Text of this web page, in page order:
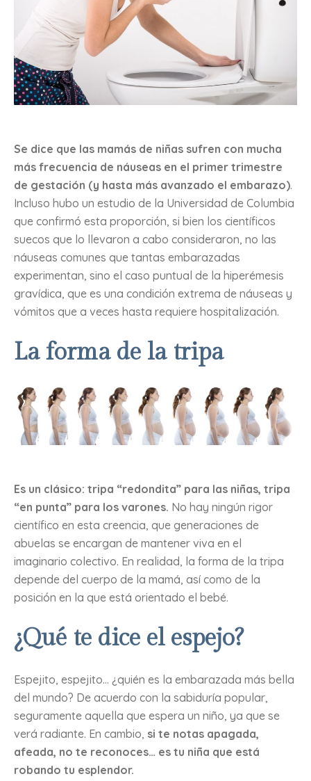
Se dice que las mamás de niñas sufren con mucha
más frecuencia de náuseas en el primer trimestre
de gestación (y hasta más avanzado el embarazo).
Incluso hubo un estudio de la Universidad de Columbia
que confirmó esta proporción, si bien los científicos
suecos que lo llevaron a cabo consideraron, no las
náuseas comunes que tantas embarazadas
experimentan, sino el caso puntual de la hiperémesis
gravídica, que es una condición extrema de náuseas y
vómitos que a veces hasta requiere hospitalización.
La forma de la tripa
Es un clásico: tripa “redondita” para las niñas, tripa
“en punta” para los varones. No hay ningún rigor
científico en esta creencia, que generaciones de
abuelas se encargan de mantener viva en el
imaginario colectivo. En realidad, la forma de la tripa
depende del cuerpo de la mamá, así como de la
posición en la que está orientado el bebé.
¿Qué te dice el espejo?
Espejito, espejito… ¿quién es la embarazada más bella
del mundo? De acuerdo con la sabiduría popular,
seguramente aquella que espera un niño, ya que se
verá radiante. En cambio, si te notas apagada,
afeada, no te reconoces… es tu niña que está
robando tu esplendor.